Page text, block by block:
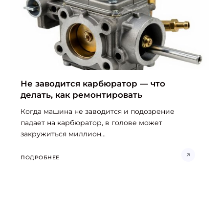
Не заводится карбюратор — что
делать, как ремонтировать
Когда машина не заводится и подозрение
падает на карбюратор, в голове может
закружиться миллион...
ПОДРОБНЕЕ